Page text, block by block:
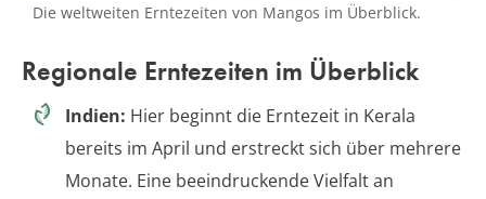
Die weltweiten Erntezeiten von Mangos im Überblick.
Regionale Erntezeiten im Überblick
Indien: Hier beginnt die Erntezeit in Kerala
bereits im April und erstreckt sich über mehrere
Monate. Eine beeindruckende Vielfalt an